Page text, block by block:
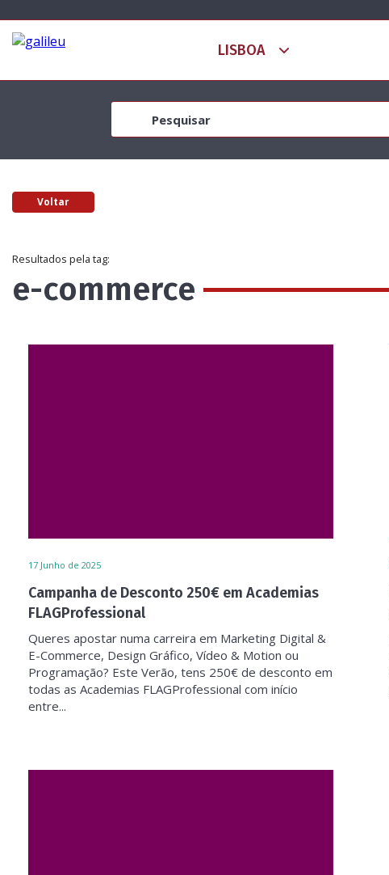
Voltar
Resultados pela tag:
e-commerce
17 Junho de 2025
Campanha de Desconto 250€ em Academias
FLAGProfessional
Queres apostar numa carreira em Marketing Digital &
E-Commerce, Design Gráfico, Vídeo & Motion ou
Programação? Este Verão, tens 250€ de desconto em
todas as Academias FLAGProfessional com início
entre...